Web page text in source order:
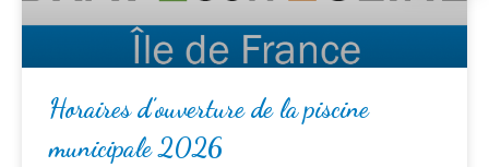
Horaires d’ouverture de la piscine
municipale 2026